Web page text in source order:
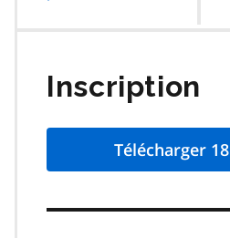
Inscription
Télécharger 18